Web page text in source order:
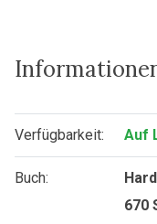
Verfügbarkeit: Auf
Buch:
670